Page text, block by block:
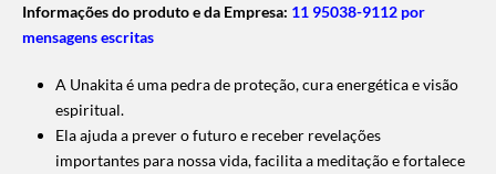
Informações do produto e da Empresa: 11 95038-9112 por
mensagens escritas
A Unakita é uma pedra de proteção, cura energética e visão
espiritual.
Ela ajuda a prever o futuro e receber revelações
importantes para nossa vida, facilita a meditação e fortalece